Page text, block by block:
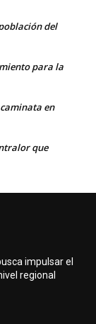
del
para la
en
que
impulsar el
regional